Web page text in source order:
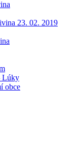
23. 02. 2019
Lúky
obce